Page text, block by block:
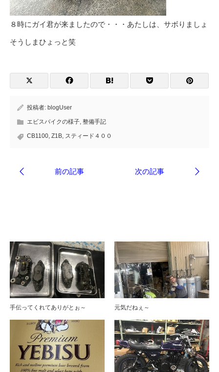
８時にガイ君が来ましたので・・・あたしは、サボりましょ
そうしまひょっと笑
投稿者: blogUser
エビスバイクの様子, 整備手記
CB1100, Z1B, スティード４００
手伝ってくれてありがとぉ～ 元気だねぇ～